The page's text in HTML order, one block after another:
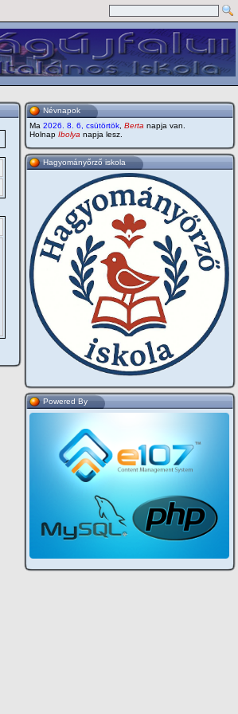
Névnapok
Ma 2026. 8. 6, csütörtök Berta napja van.
Holnap Ibolya napja lesz.
Hagyományőrző iskola
Powered By